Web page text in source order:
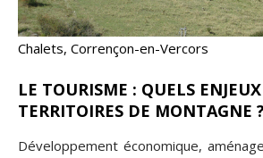
Chalets, Corrençon-en-Vercors
LE TOURISME : QUELS
TERRITOIRES DE MONTAGNE ?
Développement économique,